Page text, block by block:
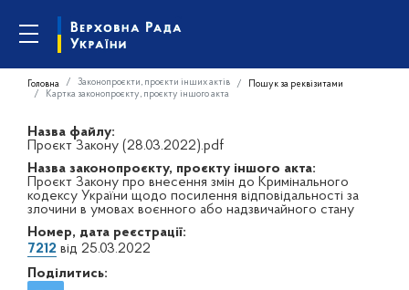
Головна Законопроєкти, проєкти інших актів
Пошук за реквізитами
Картка законопроєкту, проєкту іншого акта
Назва файлу:
Проєкт Закону (28.03.2022).pdf
Назва законопроєкту, проєкту іншого акта:
Проєкт Закону про внесення змін до Кримінального
кодексу України щодо посилення відповідальності за
злочини в умовах воєнного або надзвичайного стану
Номер, дата реєстрації:
7212 від 25.03.2022
Поділитись: